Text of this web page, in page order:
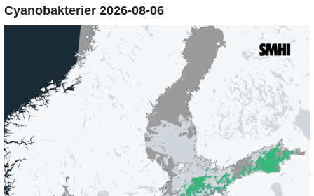
Cyanobakterier 2026-08-06